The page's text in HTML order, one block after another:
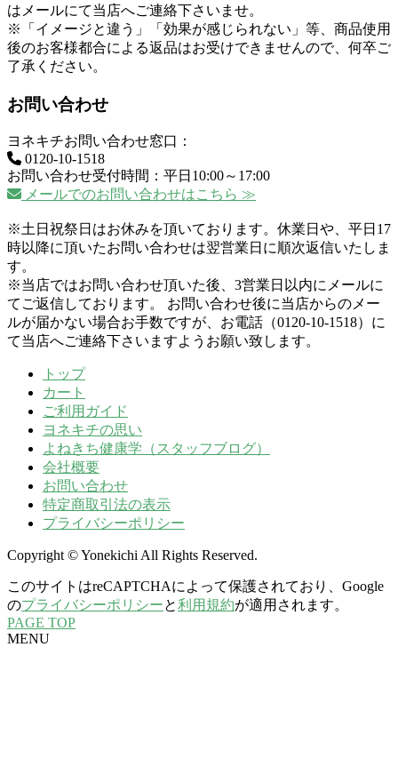
はメールにて当店へご連絡下さいませ。
※「イメージと違う」「効果が感じられない」等、商品使用
後のお客様都合による返品はお受けできませんので、何卒ご
了承ください。
お問い合わせ
ヨネキチお問い合わせ窓口：
0120-10-1518
お問い合わせ受付時間：平日10:00～17:00
メールでのお問い合わせはこちら ≫
※土日祝祭日はお休みを頂いております。休業日や、平日17
時以降に頂いたお問い合わせは翌営業日に順次返信いたしま
す。
※当店ではお問い合わせ頂いた後、3営業日以内にメールに
てご返信しております。 お問い合わせ後に当店からのメー
ルが届かない場合お手数ですが、お電話（0120-10-1518）に
て当店へご連絡下さいますようお願い致します。
トップ
カート
ご利用ガイド
ヨネキチの思い
よねきち健康学（スタッフブログ）
会社概要
お問い合わせ
特定商取引法の表示
プライバシーポリシー
Copyright © Yonekichi All Rights Reserved.
このサイトはreCAPTCHAによって保護されており、Google
のプライバシーポリシーと利用規約が適用されます。
PAGE TOP
MENU